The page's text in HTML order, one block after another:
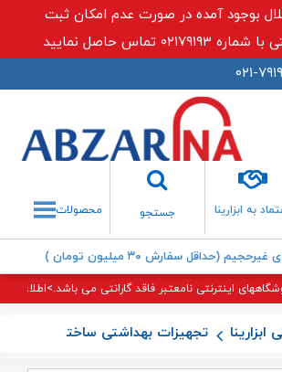
بوجود آمده در صورت عدم امکان ثبت
تماس حاصل نمایید
به ابزارینا
جستجو
جستجو محصولات
(حداقل سفارش ۳۰ میلیون تومان )
اینترنتی نامعتبر فاقد گارانتی می باشد.>اطلاعات
تجهیزات بهداشتی ساختمان